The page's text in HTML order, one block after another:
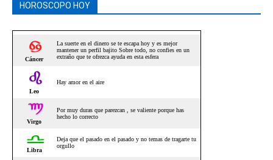
HOROSCOPO HOY